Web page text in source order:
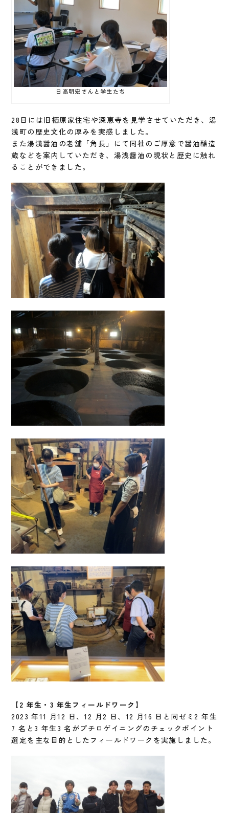
日高明宏さんと学生たち
28日には旧栖原家住宅や深恵寺を見学させていただき、湯
浅町の歴史文化の厚みを実感しました。
また湯浅醤油の老舗「角長」にて同社のご厚意で醤油醸造
蔵などを案内していただき、湯浅醤油の現状と歴史に触れ
ることができました。
【2 年生・3 年生フィールドワーク】
2023 年11 月12 日、12 月2 日、12 月16 日と同ゼミ2 年生
7 名と3 年生3 名がプチロゲイニングのチェックポイント
選定を主な目的としたフィールドワークを実施しました。